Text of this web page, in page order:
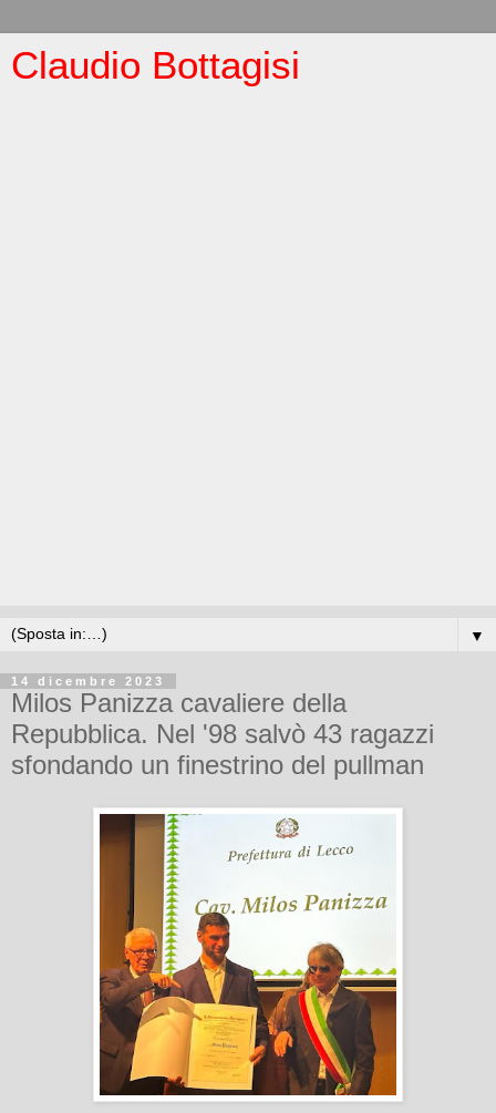
Claudio Bottagisi
▼
14 dicembre 2023
Milos Panizza cavaliere della
Repubblica. Nel '98 salvò 43 ragazzi
sfondando un finestrino del pullman